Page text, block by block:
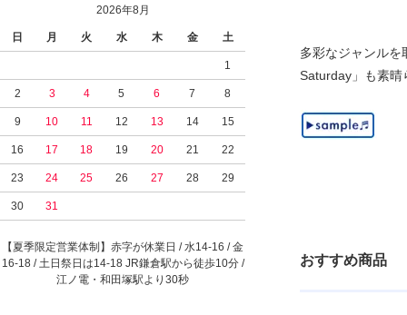
2026年8月
日 月 火 水 木 金 土
1
2 3 4 5 6 7 8
9 10 11 12 13 14 15
16 17 18 19 20 21 22
23 24 25 26 27 28 29
30 31
【夏季限定営業体制】赤字が休業日 / 水14-16 / 金
16-18 / 土日祭日は14-18 JR鎌倉駅から徒歩10分 /
江ノ電・和田塚駅より30秒
多彩なジャンル
Saturday」も素晴
おすすめ商品